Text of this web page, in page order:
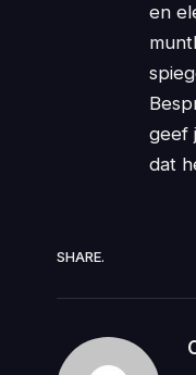
en
geef
dat
SHARE.